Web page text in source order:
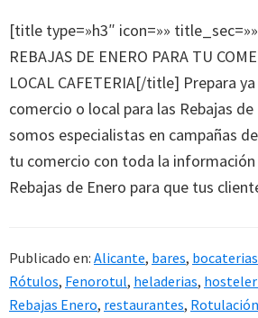
[title type=»h3″ icon=»» title_sec=»»
REBAJAS DE ENERO PARA TU
LOCAL CAFETERIA[/title] Prepara
comercio o local para las Rebajas
somos especialistas en campañas
tu comercio con toda la
Rebajas de Enero para que tus
Publicado en: Alicante, bares, bocaterias
Rótulos, Fenorotul, heladerias,
Rebajas Enero, restaurantes,